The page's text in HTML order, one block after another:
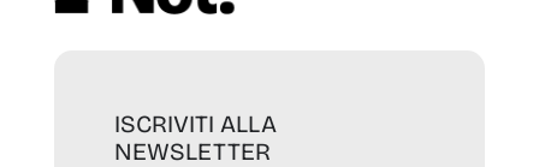
ISCRIVITI ALLA
NEWSLETTER